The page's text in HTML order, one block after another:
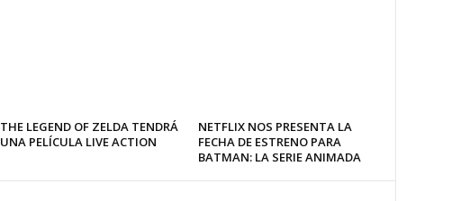
THE LEGEND OF ZELDA TENDRÁ
UNA PELÍCULA LIVE ACTION
NETFLIX NOS PRESENTA LA
FECHA DE ESTRENO PARA
BATMAN: LA SERIE ANIMADA